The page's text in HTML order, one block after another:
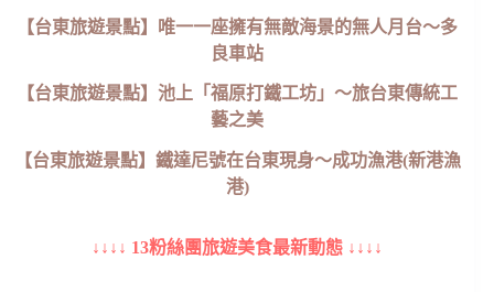
【台東旅遊景點】唯一一座擁有無敵海景的無人月台～多
良車站
【台東旅遊景點】池上「福原打鐵工坊」～旅台東傳統工
藝之美
【台東旅遊景點】鐵達尼號在台東現身～成功漁港(新港漁
港)
↓↓↓↓ 13粉絲團旅遊美食最新動態 ↓↓↓↓